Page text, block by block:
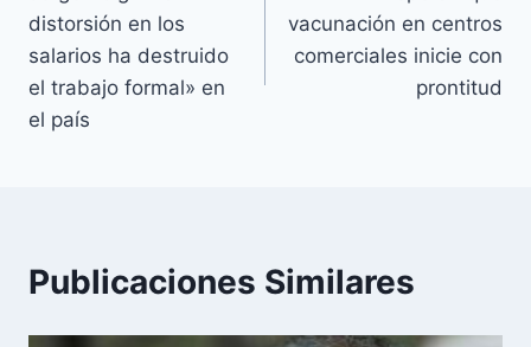
entradas
distorsión en los
salarios ha destruido
el trabajo formal» en
el país
vacunación en centros
comerciales inicie con
prontitud
Publicaciones Similares